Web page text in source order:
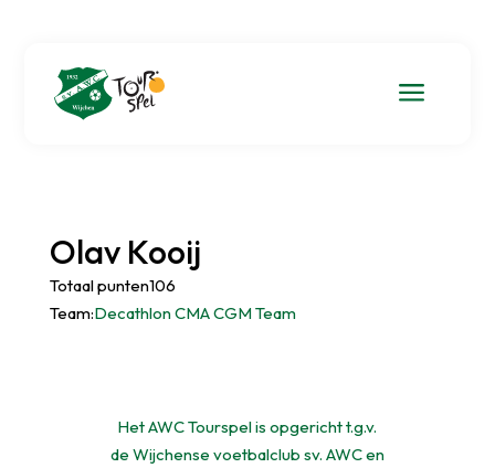
a
Olav Kooij
Totaal punten106
Team:Decathlon CMA CGM Team
Het AWC Tourspel is opgericht t.g.v.
de Wijchense voetbalclub sv. AWC en